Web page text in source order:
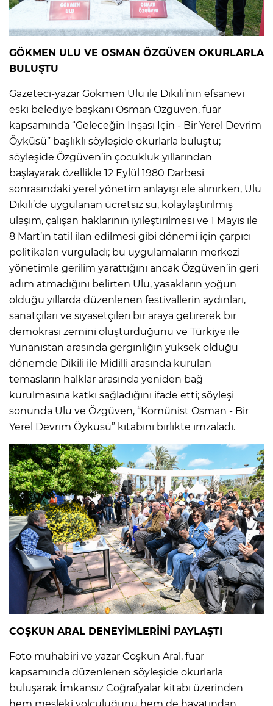
GÖKMEN ULU VE OSMAN ÖZGÜVEN OKURLARLA
BULUŞTU
Gazeteci-yazar Gökmen Ulu ile Dikili’nin efsanevi
eski belediye başkanı Osman Özgüven, fuar
kapsamında “Geleceğin İnşası İçin - Bir Yerel Devrim
Öyküsü” başlıklı söyleşide okurlarla buluştu;
söyleşide Özgüven’in çocukluk yıllarından
başlayarak özellikle 12 Eylül 1980 Darbesi
sonrasındaki yerel yönetim anlayışı ele alınırken, Ulu
Dikili’de uygulanan ücretsiz su, kolaylaştırılmış
ulaşım, çalışan haklarının iyileştirilmesi ve 1 Mayıs ile
8 Mart’ın tatil ilan edilmesi gibi dönemi için çarpıcı
politikaları vurguladı; bu uygulamaların merkezi
yönetimle gerilim yarattığını ancak Özgüven’in geri
adım atmadığını belirten Ulu, yasakların yoğun
olduğu yıllarda düzenlenen festivallerin aydınları,
sanatçıları ve siyasetçileri bir araya getirerek bir
demokrasi zemini oluşturduğunu ve Türkiye ile
Yunanistan arasında gerginliğin yüksek olduğu
dönemde Dikili ile Midilli arasında kurulan
temasların halklar arasında yeniden bağ
kurulmasına katkı sağladığını ifade etti; söyleşi
sonunda Ulu ve Özgüven, “Komünist Osman - Bir
Yerel Devrim Öyküsü” kitabını birlikte imzaladı.
COŞKUN ARAL DENEYİMLERİNİ PAYLAŞTI
Foto muhabiri ve yazar Coşkun Aral, fuar
kapsamında düzenlenen söyleşide okurlarla
buluşarak İmkansız Coğrafyalar kitabı üzerinden